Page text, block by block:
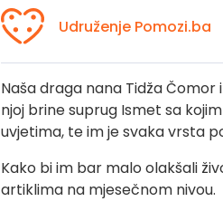
Udruženje Pomozi.ba
Naša draga nana Tidža
njoj brine suprug Ismet sa
uvjetima, te im je svaka vrsta
Kako bi im bar malo olakšali
artiklima na mjesečnom nivou.